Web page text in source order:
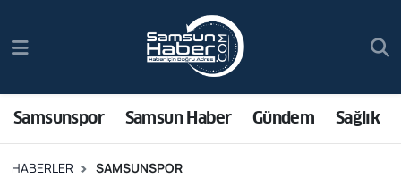
Samsunspor Samsun Haber Gündem Sağlık
HABERLER SAMSUNSPOR
Samsun Haber
Sağlık
Trafik Durumu
Süper Lig Puan Durumu ve Fikstür